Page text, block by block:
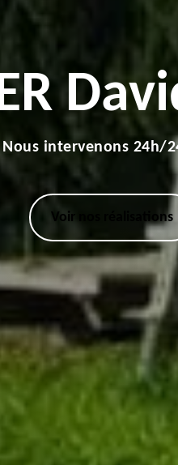
Nous intervenons 24h/
Voir nos réalisations